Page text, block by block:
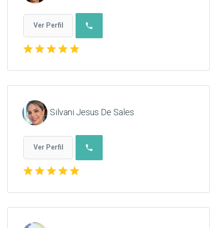
Ver Perfil phone
starstarstarstarstar
Silvani Jesus De Sales
Ver Perfil phone
starstarstarstarstar